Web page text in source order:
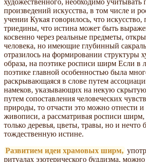
произведений искусства, в том числе и
учении Кукая говорилось, что
триедины, что истина может быть
косвенно через реальные предметы,
человека, но имеющие глубинный
отразилось на формировании структуры
образа, на поэтике росписи ширм Если в
поэтике главной особенностью была
раскрывающаяся в слове путем
намеков, указывающих на некую скрытую
путем сопоставления человеческих
природы, то отчасти это можно отнести
живописи, а рассматривая росписи ширм,
только деревья, цветы, травы, но и нечто
тождественную истине.
Развитием идеи храмовых ширм,
ритуалах эзотерического буддизма,